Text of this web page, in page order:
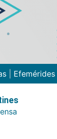
Efemérides